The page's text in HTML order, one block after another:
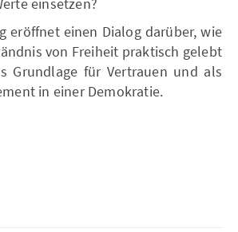
eröffnet einen Dialog darüber, wie
von Freiheit praktisch gelebt
Grundlage für Vertrauen und als
in einer Demokratie.